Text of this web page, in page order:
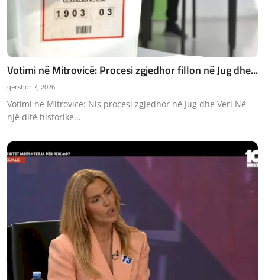
Votimi në Mitrovicë: Procesi zgjedhor fillon në Jug dhe...
qershor 7, 2026
Votimi në Mitrovicë: Nis procesi zgjedhor në Jug dhe Veri Në
një ditë historike...